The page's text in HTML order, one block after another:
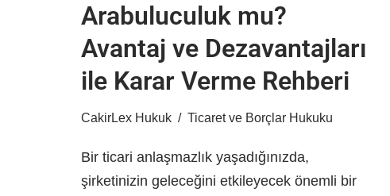
Arabuluculuk mu?
Avantaj ve Dezavantajları
ile Karar Verme Rehberi
CakirLex Hukuk Ticaret ve Borçlar Hukuku
Bir ticari anlaşmazlık yaşadığınızda,
şirketinizin geleceğini etkileyecek önemli bir